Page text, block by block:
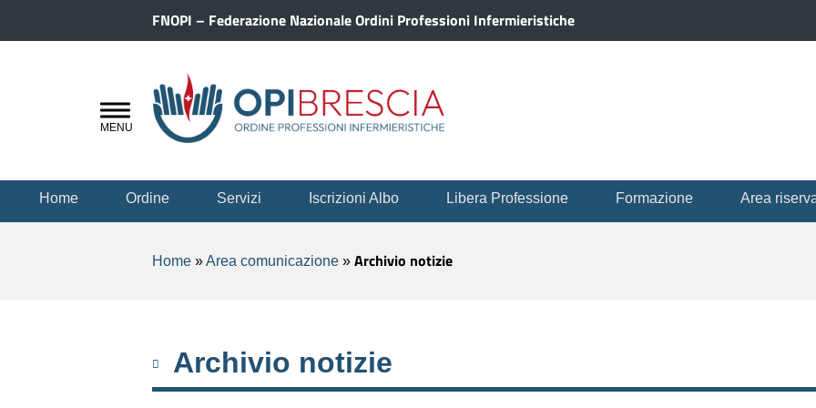
FNOPI – Federazione Nazionale Ordini Professioni Infermieristiche
Home Ordine Servizi Iscrizioni Albo Libera Professione Formazione Area
Home »Area comunicazione » Archivio notizie
Archivio notizie